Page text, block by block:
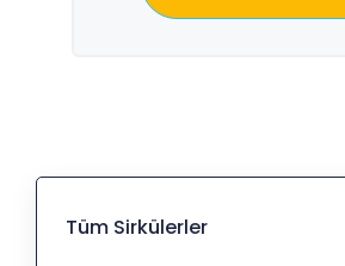
Tüm Sirkülerler